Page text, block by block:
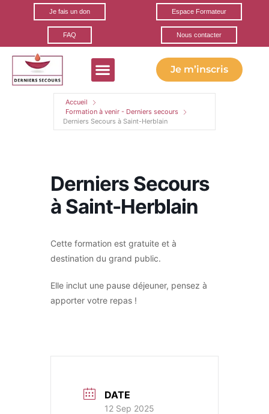
Je fais un don Espace Formateur
FAQ Nous contacter
Je m’inscris
Accueil
Formation à venir - Derniers secours
Derniers Secours à Saint-Herblain
Derniers Secours
à Saint-Herblain
Cette formation est gratuite et à
destination du grand public.
Elle inclut une pause déjeuner, pensez à
apporter votre repas !
DATE
12 Sep 2025